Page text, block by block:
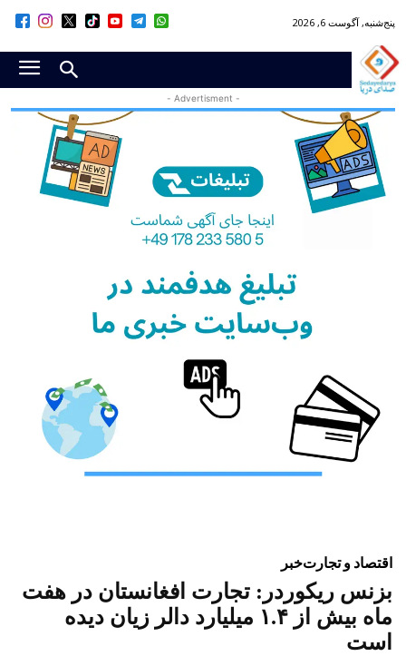
پنج‌شنبه, آگوست 6, 2026
- Advertisment -
اقتصاد و تجارتخبر
بزنس ریکوردر: تجارت افغانستان در هفت
ماه بیش از ۱.۴ میلیارد دالر زیان دیده
است